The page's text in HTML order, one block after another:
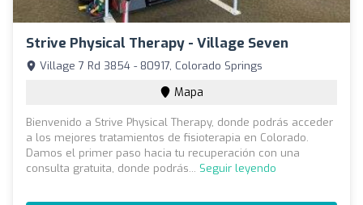
Strive Physical Therapy - Village Seven
Village 7 Rd 3854 - 80917, Colorado Springs
Mapa
Bienvenido a Strive Physical Therapy, donde podrás acceder
a los mejores tratamientos de fisioterapia en Colorado.
Damos el primer paso hacia tu recuperación con una
consulta gratuita, donde podrás... Seguir leyendo